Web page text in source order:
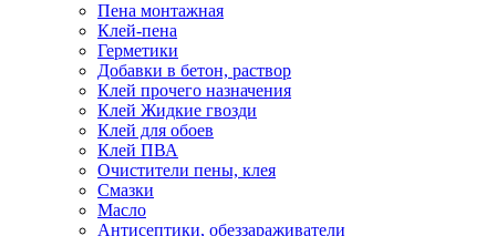
Пена монтажная
Клей-пена
Герметики
Добавки в бетон, раствор
Клей прочего назначения
Клей Жидкие гвозди
Клей для обоев
Клей ПВА
Очистители пены, клея
Смазки
Масло
Антисептики, обеззараживатели